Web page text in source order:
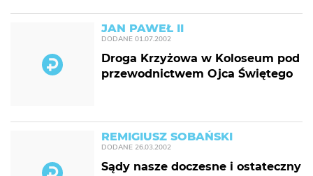
JAN PAWEŁ II
DODANE 01.07.2002
Droga Krzyżowa w Koloseum pod
przewodnictwem Ojca Świętego
REMIGIUSZ SOBAŃSKI
DODANE 26.03.2002
Sądy nasze doczesne i ostateczny